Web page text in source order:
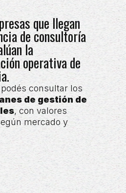
que llegan
de consultoría
la
operativa de
consultar los
de gestión de
, con valores
mercado y